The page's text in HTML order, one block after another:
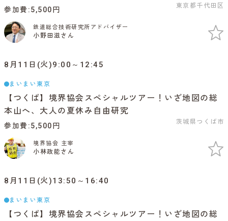
東京都千代田区
参加費 5,500円
鉄道総合技術研究所アドバイザー
小野田滋さん
8月11日(火)9:00～12:45
まいまい東京
【つくば】境界協会スペシャルツアー！いざ地図の総
本山へ、大人の夏休み自由研究
茨城県つくば市
参加費 5,500円
境界協会 主宰
小林政能さん
8月11日(火)13:50～16:40
まいまい東京
【つくば】境界協会スペシャルツアー！いざ地図の総